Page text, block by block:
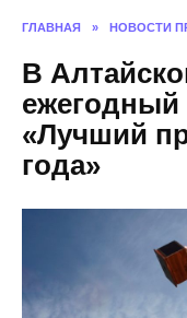
ГЛАВНАЯ » НОВОСТИ
В
ежегодный
«Лучший
года»